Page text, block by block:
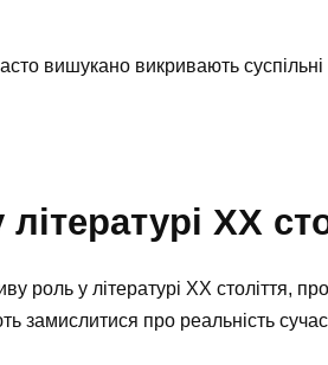
вишукано викривають
ХХ
роль у літературі ХХ століття,
замислитися про реальність